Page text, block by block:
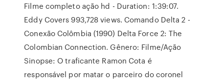
Filme completo ação hd - Duration: 1:39:07.
Eddy Covers 993,728 views. Comando Delta 2 -
Conexão Colômbia (1990) Delta Force 2: The
Colombian Connection. Gênero: Filme/Ação
Sinopse: O traficante Ramon Cota é
responsável por matar o parceiro do coronel